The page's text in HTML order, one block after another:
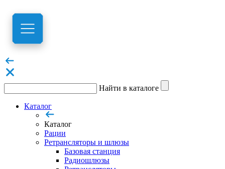
Найти в каталоге
Каталог
Каталог
Рации
Ретрансляторы и шлюзы
Базовая станция
Радиошлюзы